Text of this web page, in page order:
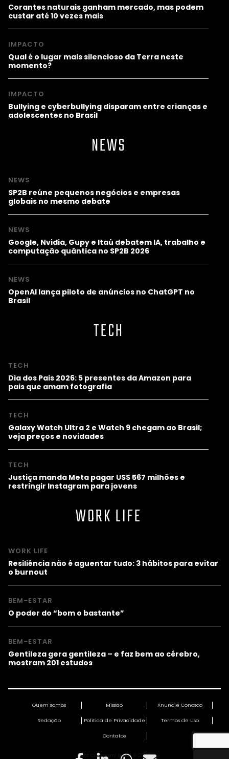
Corantes naturais ganham mercado, mas podem
custar até 10 vezes mais
IMPACTO
Qual é o lugar mais silencioso da Terra neste
momento?
IMPACTO
Bullying e cyberbullying disparam entre crianças e
adolescentes no Brasil
NEWS
NEWS
SP2B reúne pequenos negócios e empresas
globais no mesmo debate
NEWS
Google, Nvidia, Gupy e Itaú debatem IA, trabalho e
computação quântica no SP2B 2026
NEWS
OpenAI lança piloto de anúncios no ChatGPT no
Brasil
TECH
TECH
Dia dos Pais 2026: 5 presentes da Amazon para
pais que amam fotografia
TECH
Galaxy Watch Ultra 2 e Watch 9 chegam ao Brasil;
veja preços e novidades
TECH
Justiça manda Meta pagar US$ 567 milhões e
restringir Instagram para jovens
WORK LIFE
WORK LIFE
Resiliência não é aguentar tudo: 3 hábitos para evitar
o burnout
BEM-ESTAR
O poder do “bom o bastante”
BEM-ESTAR
Gentileza gera gentileza – e faz bem ao cérebro,
mostram 201 estudos
Quem somos Missão Anuncie Conosco
Redação Política de Privacidade Termos de Uso
Contatos
Fast Company Brasil © 2026